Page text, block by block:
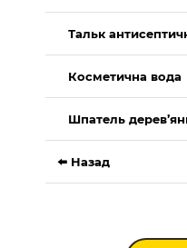
Тальк
Косметична вода
Шпатель
⬅️ Назад